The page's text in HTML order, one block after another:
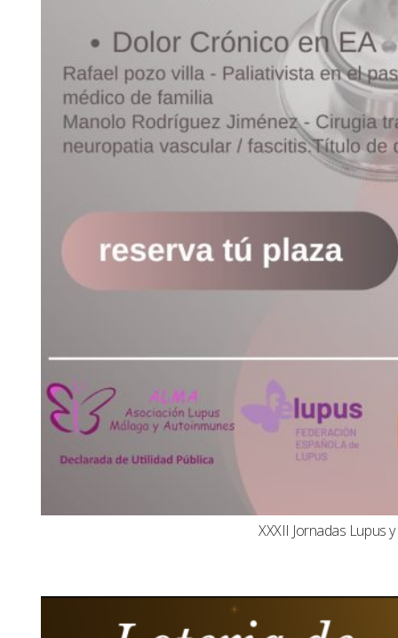
XXXII Jornadas Lupus